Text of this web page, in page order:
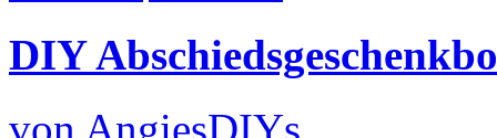
DIY
von AngiesDIYs